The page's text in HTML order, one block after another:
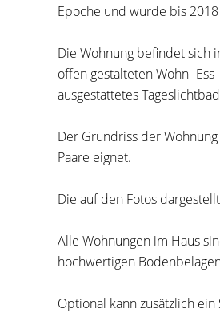
Epoche und wurde bis
Die Wohnung befindet sich
offen gestalteten Wohn-
ausgestattetes
Der Grundriss der
Paare eignet.
Die auf den Fotos
Alle Wohnungen im Haus
hochwertigen
Optional kann zusätzlich